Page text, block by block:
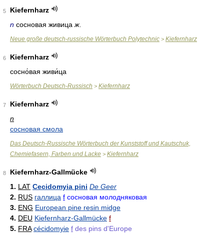
5
Kiefernharz
n сосновая живица ж.
Neue große deutsch-russische Wörterbuch Polytechnic > Kiefernharz
6
Kiefernharz
сосно́вая живи́ца
Wörterbuch Deutsch-Russisch > Kiefernharz
7
Kiefernharz
n
сосновая смола
Das Deutsch-Russische Wörterbuch der Kunststoff und Kautschuk,
Chemiefasern, Farben und Lacke > Kiefernharz
8
Kiefernharz-Gallmücke
1. LAT Cecidomyia pini De Geer
2. RUS галлица f сосновая молодняковая
3. ENG European pine resin midge
4. DEU Kiefernharz-Gallmücke f
5. FRA cécidomyie f des pins d'Europe